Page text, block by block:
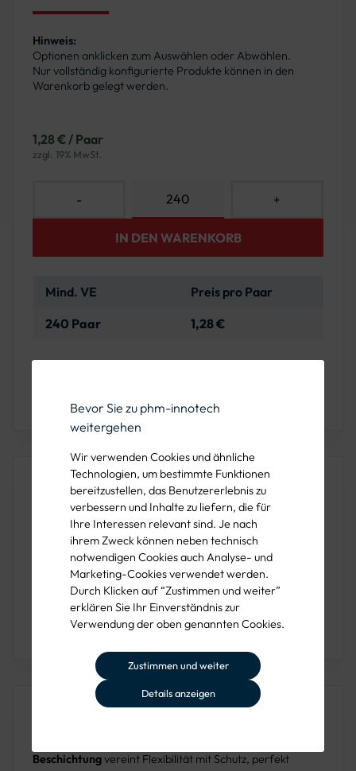
Bevor Sie zu phm-innotech
weitergehen
Wir verwenden Cookies und ähnliche
Technologien, um bestimmte Funktionen
bereitzustellen, das Benutzererlebnis zu
verbessern und Inhalte zu liefern, die für
Ihre Interessen relevant sind. Je nach
ihrem Zweck können neben technisch
notwendigen Cookies auch Analyse- und
Marketing-Cookies verwendet werden.
Durch Klicken auf “Zustimmen und weiter”
erklären Sie Ihr Einverständnis zur
Verwendung der oben genannten Cookies.
Zustimmen und weiter
Details anzeigen
Hinweis:
Optionen anklicken zum Auswählen oder Abwählen.
Nur vollständig konfigurierte Produkte können in den
Warenkorb gelegt werden.
1,28 € / Paar
zzgl. 19% MwSt.
- +
IN DEN WARENKORB
Mind. VE
Preis pro Paar
240 Paar
1,28 €
Rufen Sie uns unter der 089 1222 838 00 an!
Dieses Produkt ist auch in folgenden
Größen verfügbar
7
8
9
Produktbeschreibung
Beschichtungvereint Flexibilität mit Schutz, perfekt